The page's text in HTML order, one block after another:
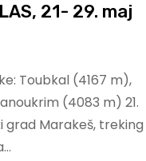
21- 29. maj
Toubkal (4167 m),
(4083 m) 21.
grad Marakeš, treking